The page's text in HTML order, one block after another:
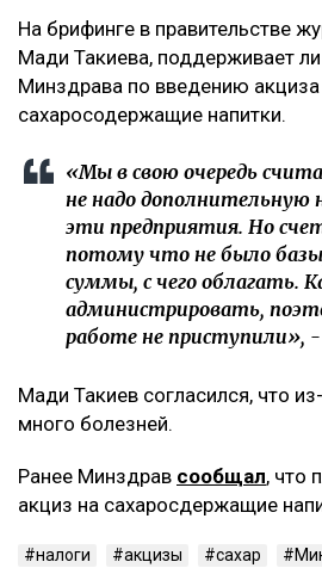
На брифинге в правительстве
Мади Такиева, поддерживает
Минздрава по введению акциза
сахаросодержащие напитки.
«Мы в свою очередь
не надо дополнительную
эти предприятия. Но
потому что не было
суммы, с чего облагать.
администрировать,
работе не приступили»,
Мади Такиев согласился, что
много болезней.
Ранее Минздрав сообщал, что
акциз на сахаросдержащие
налоги акцизы сахар